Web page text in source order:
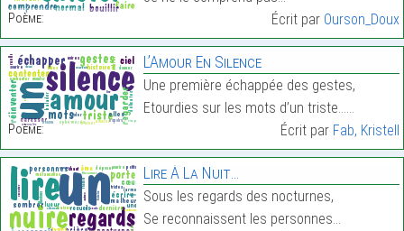
Poème:
Écrit par Ourson_Doux
Poème:
L’Amour En Silence
Une première échappée des gestes,
Etourdies sur les mots d’un triste……
Écrit par Fab, Kristell
Lire À La Nuit…
Sous les regards des nocturnes,
Se reconnaissent les personnes…